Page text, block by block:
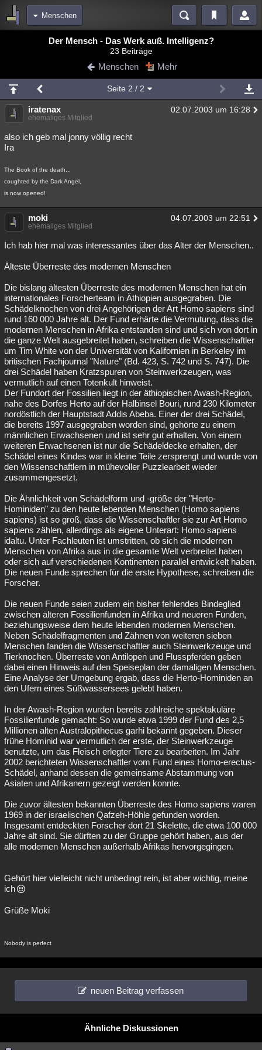
Menschen
Blogs
Chat Wiki Neuigkeiten
meine Rubriken
Menschen Mystery Kriminalfälle
Spiritualität Verschwörungen
Philosophie
Astronomie Gaming Filme
Lesenswert Schlüsselwörter
Der Mensch - Das Werk auß. Intelligenz?
23 Beiträge
Menschen Mehr
Seite 2 / 2
iratenax 02.07.2003 um 16:28
ehemaliges Mitglied
also ich geb mal jonny völlig recht
Ira
The Book of the death...
coughted by the Dark Angel,
is now opened!
moki 04.07.2003 um 22:51
ehemaliges Mitglied
Ich hab hier mal was interessantes über das Alter der Menschen..
Älteste Überreste des modernen Menschen
Die bislang ältesten Überreste des modernen Menschen hat ein
internationales Forscherteam in Äthiopien ausgegraben. Die
Schädelknochen von drei Angehörigen der Art Homo sapiens sind
rund 160 000 Jahre alt. Der Fund erhärte die Vermutung, dass die
modernen Menschen in Afrika entstanden sind und sich von dort in
die ganze Welt ausgebreitet haben, schreiben die Wissenschaftler
um Tim White von der Universität von Kalifornien in Berkeley im
britischen Fachjournal "Nature" (Bd. 423, S. 742 und S. 747). Die
drei Schädel haben Kratzspuren von Steinwerkzeugen, was
vermutlich auf einen Totenkult hinweist.
Der Fundort der Fossilien liegt in der äthiopischen Awash-Region,
nahe des Dorfes Herto auf der Halbinsel Bouri, rund 230 Kilometer
nordöstlich der Hauptstadt Addis Abeba. Einer der drei Schädel,
die bereits 1997 ausgegraben worden sind, gehörte zu einem
männlichen Erwachsenen und ist sehr gut erhalten. Von einem
weiteren Erwachsenen ist nur die Schädeldecke erhalten, der
Schädel eines Kindes war in kleine Teile zersprengt und wurde von
den Wissenschaftlern in mühevoller Puzzlearbeit wieder
zusammengesetzt.
Die Ähnlichkeit von Schädelform und -größe der "Herto-
Hominiden" zu den heute lebenden Menschen (Homo sapiens
sapiens) ist so groß, dass die Wissenschaftler sie zur Art Homo
sapiens zählen, allerdings als eigene Unterart: Homo sapiens
idaltu. Unter Fachleuten ist umstritten, ob sich die modernen
Menschen von Afrika aus in die gesamte Welt verbreitet haben
oder sich auf verschiedenen Kontinenten parallel entwickelt haben.
Die neuen Funde sprechen für die erste Hypothese, schreiben die
Forscher.
Die neuen Funde seien zudem ein bisher fehlendes Bindeglied
zwischen älteren Fossilienfunden in Afrika und neueren Funden,
beziehungsweise dem heute lebenden modernen Menschen.
Neben Schädelfragmenten und Zähnen von weiteren sieben
Menschen fanden die Wissenschaftler auch Steinwerkzeuge und
Tierknochen. Überreste von Antilopen und Flusspferden geben
dabei einen Hinweis auf den Speiseplan der damaligen Menschen.
Eine Analyse der Umgebung ergab, dass die Herto-Hominiden an
den Ufern eines Süßwassersees gelebt haben.
In der Awash-Region wurden bereits zahlreiche spektakuläre
Fossilienfunde gemacht: So wurde etwa 1999 der Fund des 2,5
Millionen alten Australopithecus garhi bekannt gegeben. Dieser
frühe Hominid war vermutlich der erste, der Steinwerkzeuge
benutzte, um das Fleisch erlegter Tiere zu bearbeiten. Im Jahr
2002 berichteten Wissenschaftler vom Fund eines Homo-erectus-
Schädel, anhand dessen die gemeinsame Abstammung von
Asiaten und Afrikanern gezeigt werden konnte.
Die zuvor ältesten bekannten Überreste des Homo sapiens waren
1969 in der israelischen Qafzeh-Höhle gefunden worden.
Insgesamt entdeckten Forscher dort 21 Skelette, die etwa 100 000
Jahre alt sind. Sie dürften zu der Gruppe gehört haben, aus der
alle modernen Menschen außerhalb Afrikas hervorgegingen.
Gehört hier vielleicht nicht unbedingt rein, ist aber wichtig, meine
ich
Grüße Moki
Nobody is perfect
neuen Beitrag verfassen
Ähnliche Diskussionen